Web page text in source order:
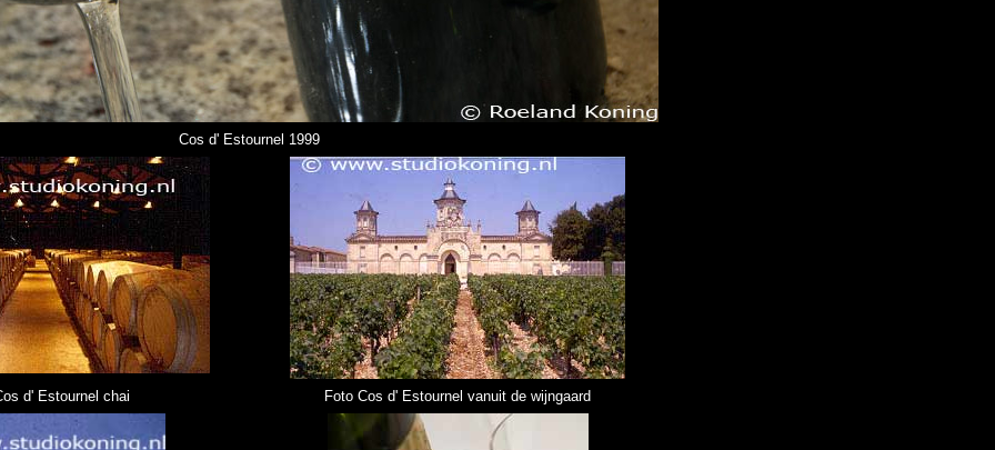
Cos d' Estournel 1999
d' Estournel chai Foto Cos d' Estournel vanuit de wijngaard